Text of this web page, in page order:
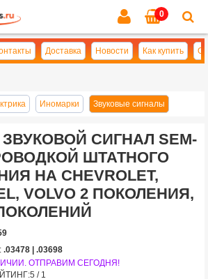
0
Доставка Новости Как купить
Иномарки Звуковые сигналы
СИГНАЛ SEM-
ШТАТНОГО
НА CHEVROLET,
VOLVO 2 ПОКОЛЕНИЯ,
.03478 | .03698
ОТПРАВИМ СЕГОДНЯ!
5 / 1